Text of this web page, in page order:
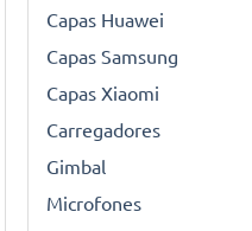
Capas Huawei
Capas Samsung
Capas Xiaomi
Carregadores
Gimbal
Microfones